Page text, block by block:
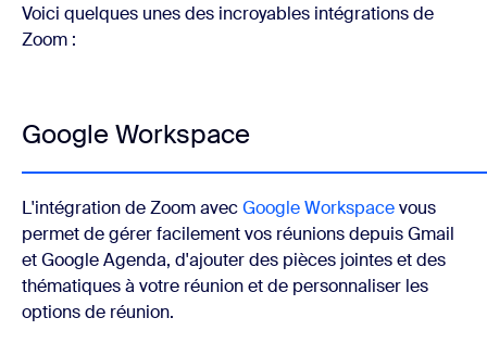
Voici quelques unes des incroyables intégrations de
Zoom :
Google Workspace
L'intégration de Zoom avecGoogle Workspacevous
permet de gérer facilement vos réunions depuis Gmail
et Google Agenda, d'ajouter des pièces jointes et des
thématiques à votre réunion et de personnaliser les
options de réunion.